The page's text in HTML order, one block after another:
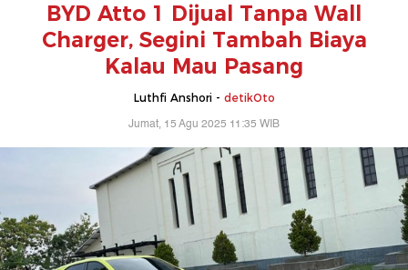
BYD Atto 1 Dijual Tanpa Wall
Charger, Segini Tambah Biaya
Kalau Mau Pasang
Luthfi Anshori - detikOto
Jumat, 15 Agu 2025 11:35 WIB